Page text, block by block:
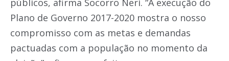
públicos, afirma Socorro Neri. “A execução do
Plano de Governo 2017-2020 mostra o nosso
compromisso com as metas e demandas
pactuadas com a população no momento da